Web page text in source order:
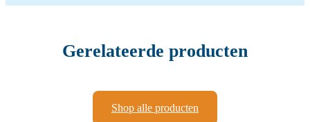
Gerelateerde producten
Shop alle producten